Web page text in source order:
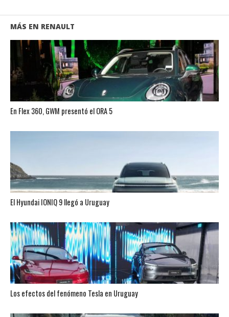
MÁS EN RENAULT
En Flex 360, GWM presentó el ORA 5
El Hyundai IONIQ 9 llegó a Uruguay
Los efectos del fenómeno Tesla en Uruguay